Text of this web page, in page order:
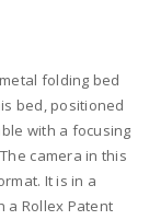
folding bed
bed, positioned
with a focusing
camera in this
It is in a
a Rollex Patent